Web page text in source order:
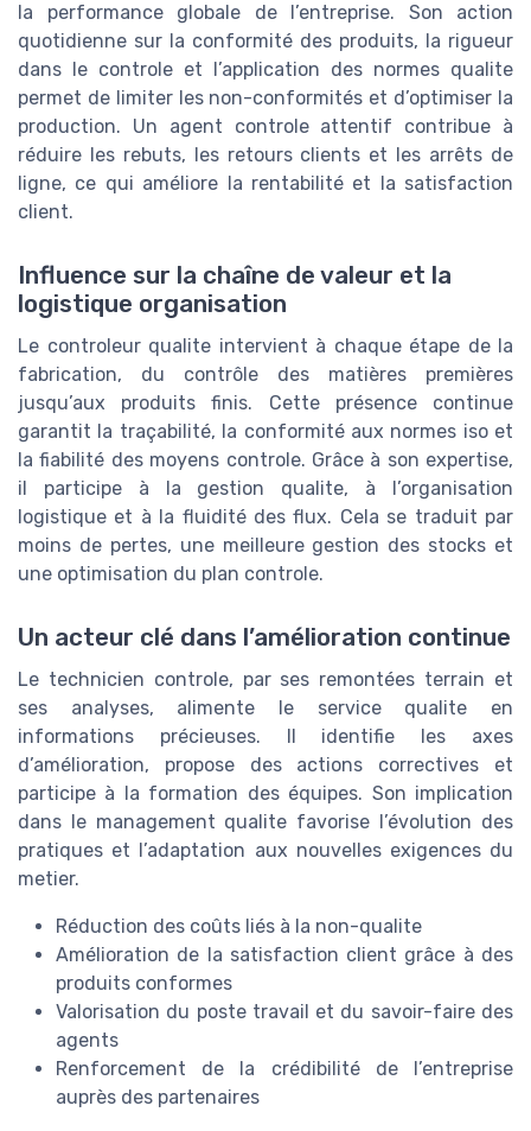
la performance globale de l’entreprise. Son action
quotidienne sur la conformité des produits, la rigueur
dans le controle et l’application des normes qualite
permet de limiter les non-conformités et d’optimiser la
production. Un agent controle attentif contribue à
réduire les rebuts, les retours clients et les arrêts de
ligne, ce qui améliore la rentabilité et la satisfaction
client.
Influence sur la chaîne de valeur et la
logistique organisation
Le controleur qualite intervient à chaque étape de la
fabrication, du contrôle des matières premières
jusqu’aux produits finis. Cette présence continue
garantit la traçabilité, la conformité aux normes iso et
la fiabilité des moyens controle. Grâce à son expertise,
il participe à la gestion qualite, à l’organisation
logistique et à la fluidité des flux. Cela se traduit par
moins de pertes, une meilleure gestion des stocks et
une optimisation du plan controle.
Un acteur clé dans l’amélioration continue
Le technicien controle, par ses remontées terrain et
ses analyses, alimente le service qualite en
informations précieuses. Il identifie les axes
d’amélioration, propose des actions correctives et
participe à la formation des équipes. Son implication
dans le management qualite favorise l’évolution des
pratiques et l’adaptation aux nouvelles exigences du
metier.
Réduction des coûts liés à la non-qualite
Amélioration de la satisfaction client grâce à des
produits conformes
Valorisation du poste travail et du savoir-faire des
agents
Renforcement de la crédibilité de l’entreprise
auprès des partenaires